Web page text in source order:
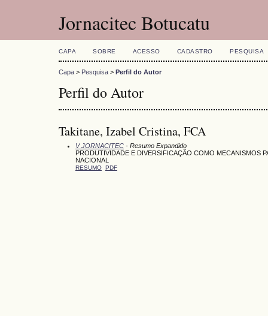
Jornacitec Botucatu
CAPA SOBRE ACESSO CADASTRO PESQUISA
Capa > Pesquisa > Perfil do Autor
Perfil do Autor
Takitane, Izabel Cristina, FCA
V JORNACITEC - Resumo Expandido
PRODUTIVIDADE E DIVERSIFICAÇÃO COMO MECANISMOS
NACIONAL
RESUMO PDF